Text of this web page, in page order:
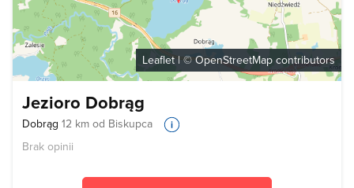
Leaflet | © OpenStreetMap contributors
Jezioro Dobrąg
Dobrąg 12 km od Biskupca
Brak opinii